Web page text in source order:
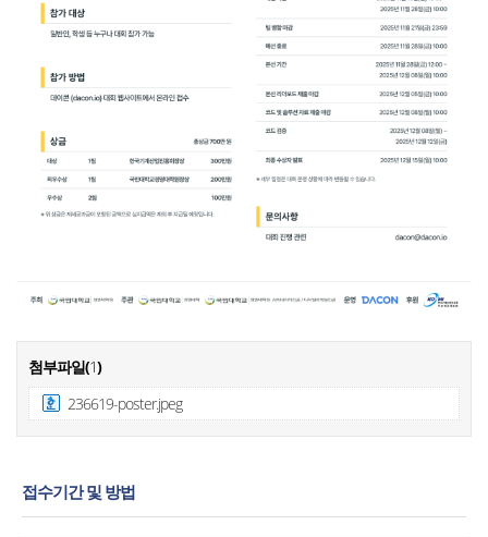
첨부파일(1)
236619-poster.jpeg
접수기간 및 방법